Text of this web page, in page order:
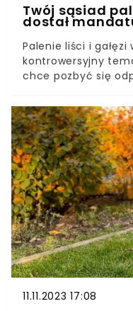
Twój sąsiad
dostał
Palenie liści i
kontrowersyjny
chce pozbyć się
grozi kara
ogniska w ogrodzie
mandat, a inni
ogniska w swoim
ogniska
Kiedy nie
gałęzi?
11.11.2023 17:08